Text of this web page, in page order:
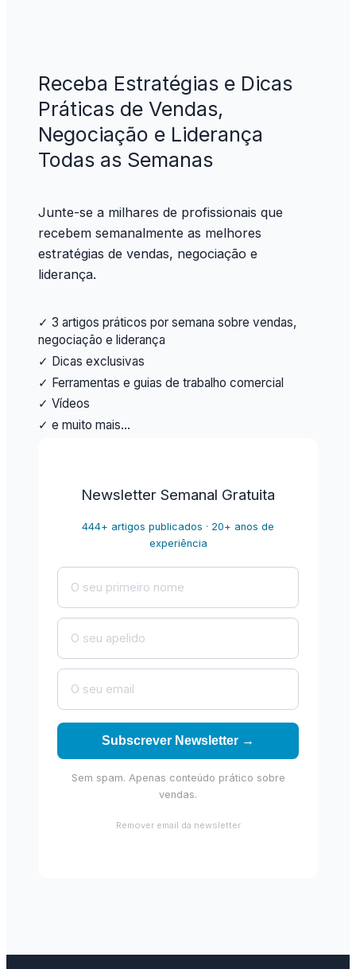
Receba Estratégias e Dicas
Práticas de Vendas,
Negociação e Liderança
Todas as Semanas
Junte-se a milhares de profissionais que
recebem semanalmente as melhores
estratégias de vendas, negociação e
liderança.
✓ 3 artigos práticos por semana sobre vendas,
negociação e liderança
✓ Dicas exclusivas
✓ Ferramentas e guias de trabalho comercial
✓ Vídeos
✓ e muito mais…
Newsletter Semanal Gratuita
444+ artigos publicados · 20+ anos de
experiência
Subscrever Newsletter →
Sem spam. Apenas conteúdo prático sobre
vendas.
Remover email da newsletter